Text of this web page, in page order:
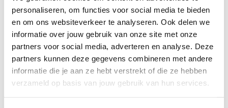
personaliseren, om functies voor social media te bieden
en om ons websiteverkeer te analyseren. Ook delen we
informatie over jouw gebruik van onze site met onze
partners voor social media, adverteren en analyse. Deze
partners kunnen deze gegevens combineren met andere
informatie die je aan ze hebt verstrekt of die ze hebben
verzameld op basis van jouw gebruik van hun services.
Hummus Pikant
200 gram
1.99
Kaas Pesto Dip
100 gram
1.99